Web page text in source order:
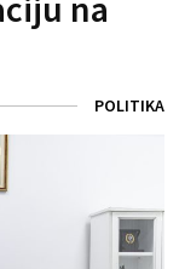
POLITIKA